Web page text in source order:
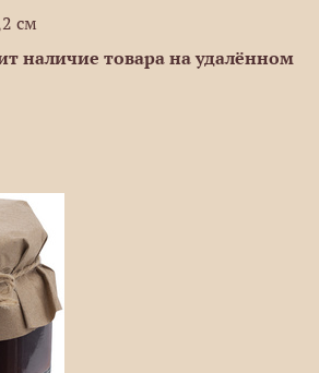
см
наличие товара на удалённом